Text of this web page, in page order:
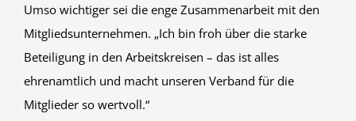
Umso wichtiger sei die enge Zusammenarbeit mit den
Mitgliedsunternehmen. „Ich bin froh über die starke
Beteiligung in den Arbeitskreisen – das ist alles
ehrenamtlich und macht unseren Verband für die
Mitglieder so wertvoll.“